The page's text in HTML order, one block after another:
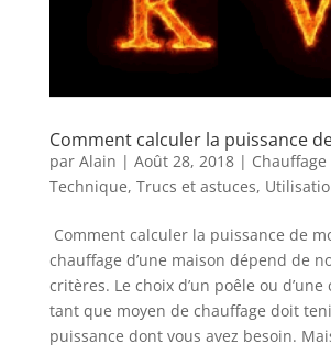
Comment calculer la puissance
par Alain | Août 28, 2018|
Technique, Trucs et astuces,
Comment calculer la puissance de
chauffage d’une maison dépend de
critères. Le choix d’un poêle ou
tant que moyen de chauffage doit
puissance dont vous avez besoin.